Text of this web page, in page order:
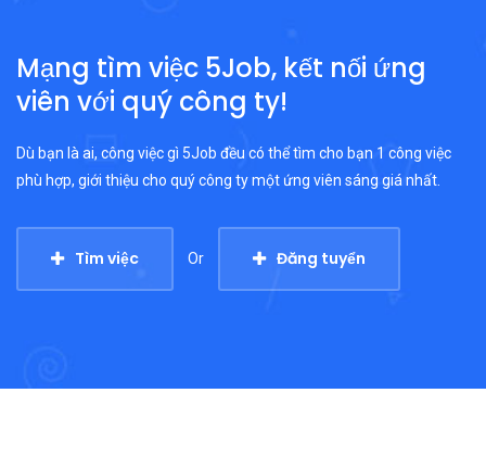
Mạng tìm việc 5Job, kết nối ứng
viên với quý công ty!
Dù bạn là ai, công việc gì 5Job đều có thể tìm cho bạn 1 công việc
phù hợp, giới thiệu cho quý công ty một ứng viên sáng giá nhất.
Tìm việc Or Đăng tuyển